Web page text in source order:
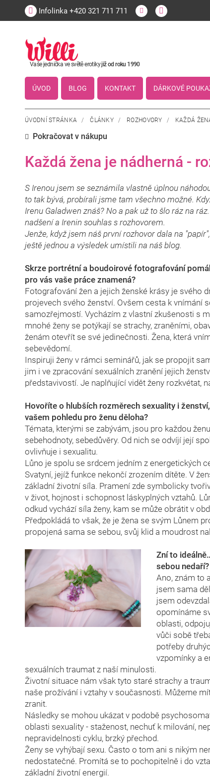
Infolinka +420 321 711 711
Vaše jednička ve světě erotikyjiž od roku 1990
ÚVOD BLOG KONTAKT DÁRKOVÉ
ÚVODNÍ STRÁNKA /ČLÁNKY / ROZHOVORY / KAŽDÁ
Pokračovat v nákupu
Každá žena je nádherná -
S Irenou jsem se seznámila vlastně úplnou
to tak bývá, probírali jsme tam všechno možné.
Irenu Galadwen znáš? No a pak už to šlo ráz na
nadšení a Irenin souhlas s rozhovorem.
Jenže, když jsem náš první rozhovor dala na
ještě jednou a výsledek umístili na náš blog.
Skrze portrétní a boudoirové fotografování
pro vás vaše práce znamená?
Fotografování žen a jejich ženské krásy je svého
projevech svého ženství. Ovšem cesta k vnímání
samozřejmostí. Vycházím z vlastní zkušenosti s
mnohé ženy se potýkají se strachy, zraněními,
ženám otevřít se své jedinečnosti. Žena, která
sebevědomí.
Inspiruji ženy v rámci seminářů, jak se propojit
jim i ve zpracování sexuálních zranění jejich
představivostí. Je naplňující vidět ženy rozkvétat,
Hovoříte o hlubších rozměrech sexuality i
vašem pohledu pro ženu děloha?
Témata, kterými se zabývám, jsou pro každou
sebehodnoty, sebedůvěry. Od nich se odvíjí její
ovlivňuje i sexualitu.
Lůno je spolu se srdcem jedním z energetických
Svatyní, jejíž funkce nekončí zrozením dítěte. V
základní životní síla. Pramení zde symbolicky
v život, hojnost i schopnost láskyplných vztahů.
odkud vychází síla ženy, kam se může obrátit v
Předpokládá to však, že je žena se svým Lůnem
propojená sama se sebou, svůj klid a moudrost
Zní to
sebou nedaří?
Ano, znám to
jsem sama
jsem
opomínáme
oblasti,
vůči sobě
potřeby
vzpomínky a
sexuálních traumat z naší minulosti.
Životní situace nám však tyto staré strachy a
naše prožívání i vztahy v současnosti. Můžeme
zranit.
Následky se mohou ukázat v podobě
oblasti sexuality - staženost, nechuť k milování,
nepravidelnosti cyklu, brzký přechod.
Ženy se vyhýbají sexu. Často o tom ani s nikým
nedostatečné. Promítá se to pochopitelně i do
základní životní energií.